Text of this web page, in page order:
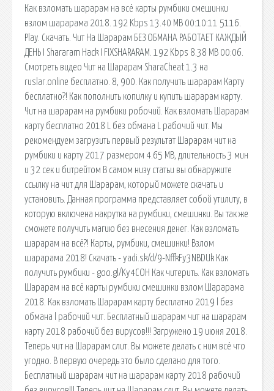
Как взломать шарарам на всё карты румбики смешинки
взлом шарарама 2018. 192 Kbps 13.40 MB 00:10:11 5116.
Play. Скачать. Чит На Шарарам БЕЗ ОБМАНА РАБОТАЕТ КАЖДЫЙ
ДЕНЬ I Shararam Hack I FIXSHARARAM. 192 Kbps 8.38 MB 00:06.
Смотреть видео Чит на Шарарам SharaCheat 1.3 на
ruslar.online бесплатно. 8, 900. Как получить шарарам Карту
бесплатно?! Как пополнить копилку и купить шарарам карту.
Чит на шарарам на румбики робочий. Как взломать Шарарам
карту бесплатно 2018 L без обмана L рабочий чит. Мы
рекомендуем загрузить первый результат Шарарам чит на
румбики и карту 2017 размером 4.65 MB, длительность 3 мин
и 32 сек и битрейтом В самом низу статьи вы обнаружите
ссылку на чит для Шарарам, который можете скачать и
установить. Данная программа представляет собой утилиту, в
которую включена накрутка на румбики, смешинки. Вы так же
сможете получить магию без внесения денег. Как взломать
шарарам на всё?! Карты, румбики, смешинки! Взлом
шарарама 2018! Скачать - yadi.sk/d/9-NffkFy3NBDUk Как
получить румбики - goo.gl/Ky4COH Как читерить. Как взломать
Шарарам на всё карты румбики смешинки взлом Шарарама
2018. Как взломать Шарарам карту бесплатно 2019 l без
обмана l рабочий чит. Бесплатный шарарам чит на шарарам
карту 2018 рабочий без вирусов!!! Загружено 19 июня 2018.
Теперь чит на Шарарам слит. Вы можете делать с ним всё что
угодно. В первую очередь это было сделано для того.
Бесплатный шарарам чит на шарарам карту 2018 рабочий